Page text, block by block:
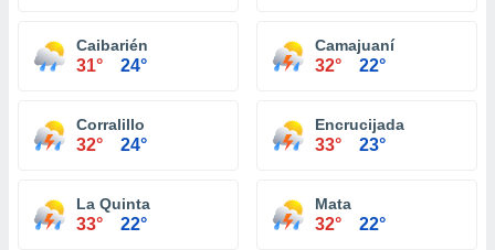
Caibarién
31° 24°
Camajuaní
32° 22°
Corralillo
32° 24°
Encrucijada
33° 23°
La Quinta
33° 22°
Mata
32° 22°